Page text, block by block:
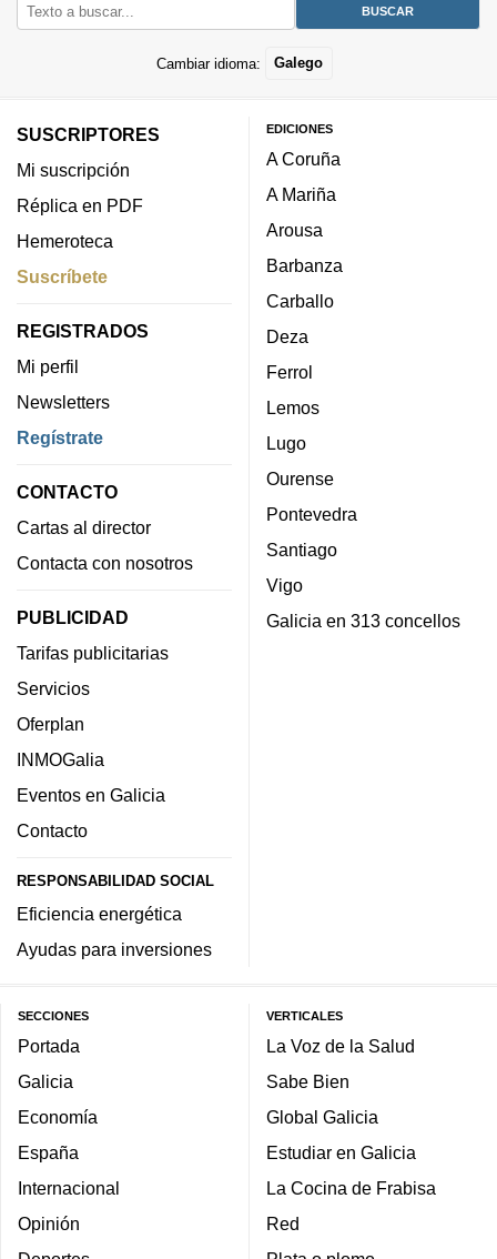
Cambiar idioma: Galego
SUSCRIPTORES
Mi suscripción
Réplica en PDF
Hemeroteca
Suscríbete
REGISTRADOS
Mi perfil
Newsletters
Regístrate
CONTACTO
Cartas al director
Contacta con nosotros
PUBLICIDAD
Tarifas publicitarias
Servicios
Oferplan
INMOGalia
Eventos en Galicia
Contacto
RESPONSABILIDAD SOCIAL
Eficiencia energética
Ayudas para inversiones
EDICIONES
A Coruña
A Mariña
Arousa
Barbanza
Carballo
Deza
Ferrol
Lemos
Lugo
Ourense
Pontevedra
Santiago
Vigo
Galicia en 313 concellos
SECCIONES
Portada
Galicia
Economía
España
Internacional
Opinión
VERTICALES
La Voz de la Salud
Sabe Bien
Global Galicia
Estudiar en Galicia
La Cocina de Frabisa
Red